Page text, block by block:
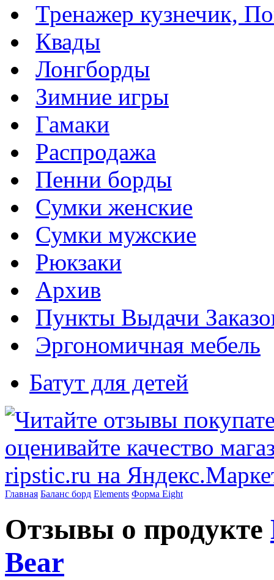
Тренажер кузнечик,
Квады
Лонгборды
Зимние игры
Гамаки
Распродажа
Пенни борды
Сумки женские
Сумки мужские
Рюкзаки
Архив
Пункты Выдачи
Эргономичная мебель
Батут для детей
Главная Баланс борд Elements Форма Eight
Отзывы о продукте
Bear